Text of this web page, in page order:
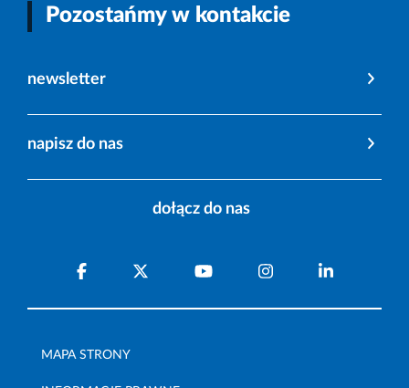
Pozostańmy w kontakcie
newsletter
napisz do nas
dołącz do nas
MAPA STRONY